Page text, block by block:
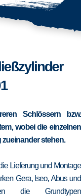
Schlössern bzw.
wobei die einzelnen
stehen.
Lieferung und Montage
Gera, Iseo, Abus und
die Grundtypen